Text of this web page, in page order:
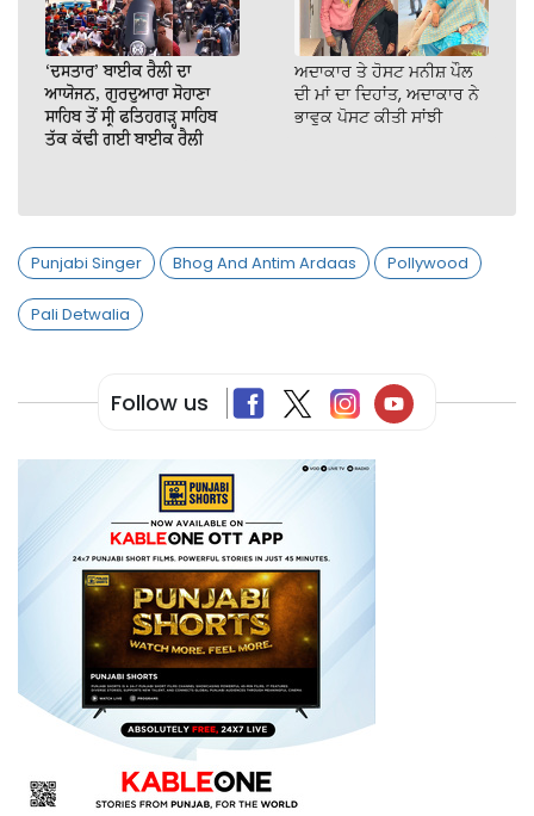
‘ਦਸਤਾਰ’ ਬਾਈਕ ਰੈਲੀ ਦਾ
ਆਯੋਜਨ, ਗੁਰਦੁਆਰਾ ਸੋਹਾਣਾ
ਸਾਹਿਬ ਤੋਂ ਸ੍ਰੀ ਫਤਿਹਗੜ੍ਹ ਸਾਹਿਬ
ਤੱਕ ਕੱਢੀ ਗਈ ਬਾਈਕ ਰੈਲੀ
ਅਦਾਕਾਰ ਤੇ ਹੋਸਟ ਮਨੀਸ਼ ਪੌਲ
ਦੀ ਮਾਂ ਦਾ ਦਿਹਾਂਤ, ਅਦਾਕਾਰ ਨੇ
ਭਾਵੁਕ ਪੋਸਟ ਕੀਤੀ ਸਾਂਝੀ
Punjabi Singer Bhog And Antim Ardaas Pollywood
Pali Detwalia
Follow us